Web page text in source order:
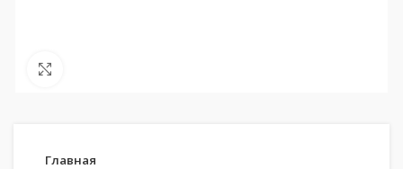
Главная